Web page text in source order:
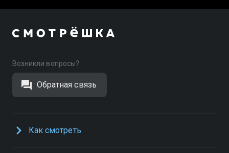
Возникли вопросы?
Обратная связь
Как смотреть